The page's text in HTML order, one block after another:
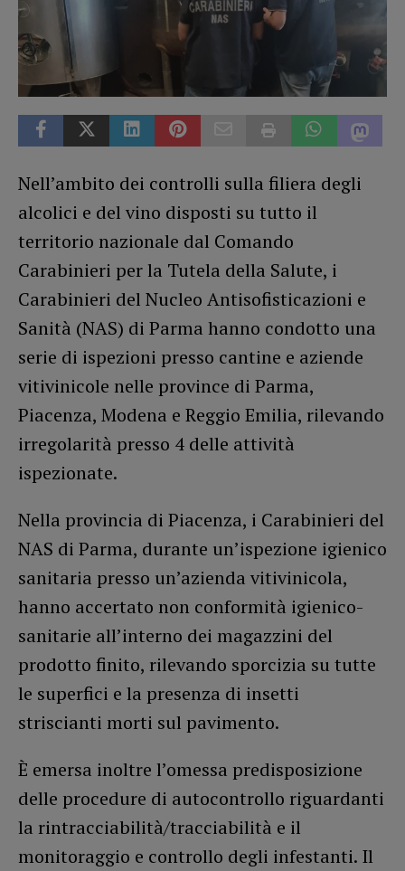
Nell’ambito dei controlli sulla filiera degli
alcolici e del vino disposti su tutto il
territorio nazionale dal Comando
Carabinieri per la Tutela della Salute, i
Carabinieri del Nucleo Antisofisticazioni e
Sanità (NAS) di Parma hanno condotto una
serie di ispezioni presso cantine e aziende
vitivinicole nelle province di Parma,
Piacenza, Modena e Reggio Emilia, rilevando
irregolarità presso 4 delle attività
ispezionate.
Nella provincia di Piacenza, i Carabinieri del
NAS di Parma, durante un’ispezione igienico
sanitaria presso un’azienda vitivinicola,
hanno accertato non conformità igienico-
sanitarie all’interno dei magazzini del
prodotto finito, rilevando sporcizia su tutte
le superfici e la presenza di insetti
striscianti morti sul pavimento.
È emersa inoltre l’omessa predisposizione
delle procedure di autocontrollo riguardanti
la rintracciabilità/tracciabilità e il
monitoraggio e controllo degli infestanti. Il